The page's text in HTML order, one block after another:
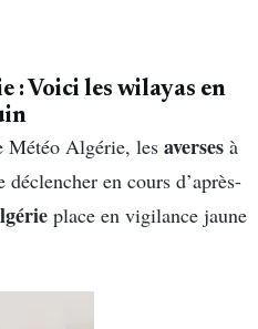
: Voici les wilayas en
Météo Algérie, les averses à
en cours d’après-
place en vigilance jaune